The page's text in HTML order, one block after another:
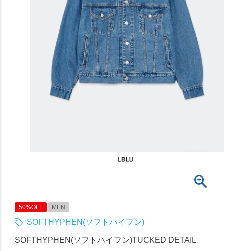
50%OFF MEN
SOFTHYPHEN(ソフトハイフン)
SOFTHYPHEN(ソフトハイフン)TUCKED DETAIL